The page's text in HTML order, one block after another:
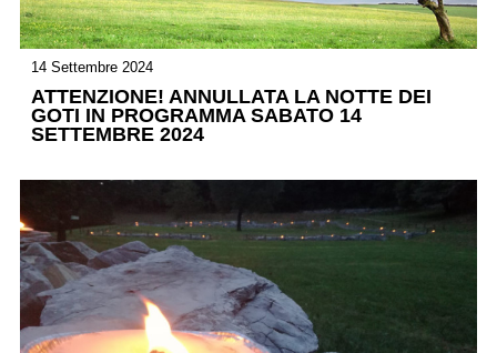
14 Settembre 2024
ATTENZIONE! ANNULLATA LA NOTTE DEI
GOTI IN PROGRAMMA SABATO 14
SETTEMBRE 2024